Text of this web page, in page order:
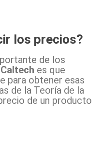
los precios?
de los
Caltech es que
para obtener esas
de la Teoría de la
de un producto